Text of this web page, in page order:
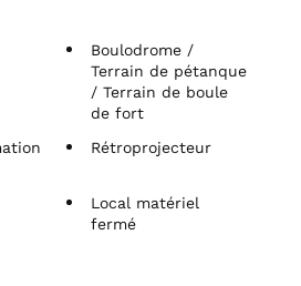
Boulodrome /
Terrain de pétanque
/ Terrain de boule
de fort
Rétroprojecteur
Local matériel
fermé